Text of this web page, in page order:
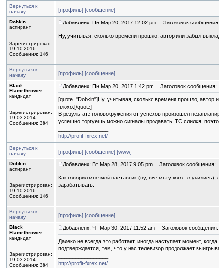
Вернуться к
началу
[профиль] [сообщение]
Dobkin
аспирант
Зарегистрирован:
19.10.2016
Сообщения: 146
Добавлено: Пн Мар 20, 2017 12:02 pm Заголовок сообщения:
Ну, учитывая, сколько времени прошло, автор или забыл
Вернуться к
началу
[профиль] [сообщение]
Black
Flamethrower
кандидат
Зарегистрирован:
19.03.2014
Сообщения: 384
Добавлено: Пн Мар 20, 2017 1:42 pm Заголовок сообщения:
[quote="Dobkin"]Ну, учитывая, сколько времени прошло, автор
плохо.[/quote]
В результате головокружения от успехов произошел
успешно торгуешь можно сигналы продавать. ТС слился,
http://profit-forex.net/
Вернуться к
началу
[профиль] [сообщение] [www]
Dobkin
аспирант
Зарегистрирован:
19.10.2016
Сообщения: 146
Добавлено: Вт Мар 28, 2017 9:05 pm Заголовок сообщения:
Как говорил мне мой наставник (ну, все мы у кого-то
зарабатывать.
Вернуться к
началу
[профиль] [сообщение]
Black
Flamethrower
кандидат
Зарегистрирован:
19.03.2014
Сообщения: 384
Добавлено: Чт Мар 30, 2017 11:52 am Заголовок сообщения:
Далеко не всегда это работает, иногда наступает момент,
подтверждается, тем, что у нас телевизор продолжает
http://profit-forex.net/